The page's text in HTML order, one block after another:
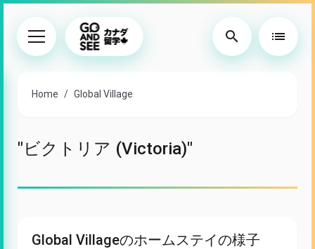
search list
Home Global Village
"ビクトリア (Victoria)"
Global Villageのホームステイの様子